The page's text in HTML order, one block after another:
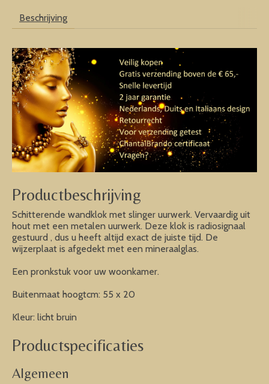
Beschrijving
Productbeschrijving
Schitterende wandklok met slinger uurwerk. Vervaardig uit
hout met een metalen uurwerk. Deze klok is radiosignaal
gestuurd , dus u heeft altijd exact de juiste tijd. De
wijzerplaat is afgedekt met een mineraalglas.
Een pronkstuk voor uw woonkamer.
Buitenmaat hoogtcm: 55 x 20
Kleur: licht bruin
Productspecificaties
Algemeen